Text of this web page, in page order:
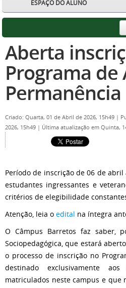
ESPAÇO DO ALUNO
Aberta
Programa de
Permanência
Criado: Quarta, 01 de Abril de 2026, 15h49 |
2026, 15h49 | Última atualização em Quinta,
Período de inscrição de 06 de abril
estudantes ingressantes e
critérios de elegibilidade
Atenção, leia o edital na íntegra
O Câmpus Barretos faz saber,
Sociopedagógica, que estará
o processo de inscrição no
destinado exclusivamente aos
matriculados neste campus e que